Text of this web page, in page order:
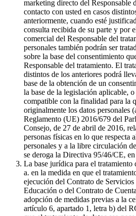
marketing directo del Responsable
contacto con usted en casos
anteriormente, cuando esté
consulta recibida de su parte y por
comercial del Responsable del
personales también podrán ser
sobre la base del consentimiento
Responsable del tratamiento. El
distintos de los anteriores podrá
base de la obtención de un
la base de la legislación aplicable,
compatible con la finalidad para la
originalmente los datos personales
Reglamento (UE) 2016/679 del
Consejo, de 27 de abril de 2016,
personas físicas en lo que respecta
personales y a la libre circulación
se deroga la Directiva 95/46/CE,
La base jurídica para el tratamiento
a. en la medida en que el
ejecución del Contrato de
Educación o del Contrato de
adopción de medidas previas a la
artículo 6, apartado 1, letra b) del